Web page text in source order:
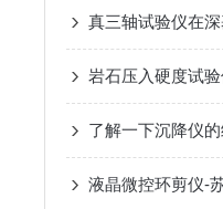
了解一下沉降仪